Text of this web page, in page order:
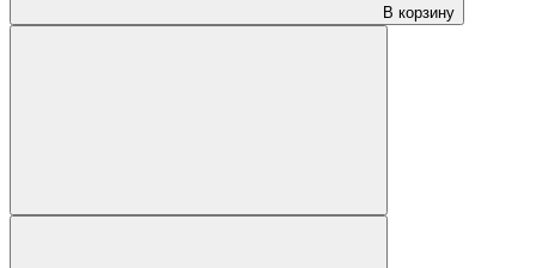
В корзину